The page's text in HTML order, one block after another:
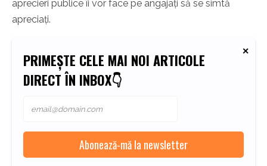
aprecieri publice îi vor face pe angajați să se simtă
apreciați.
PRIMEȘTE CELE MAI NOI ARTICOLE
DIRECT ÎN INBOX👇